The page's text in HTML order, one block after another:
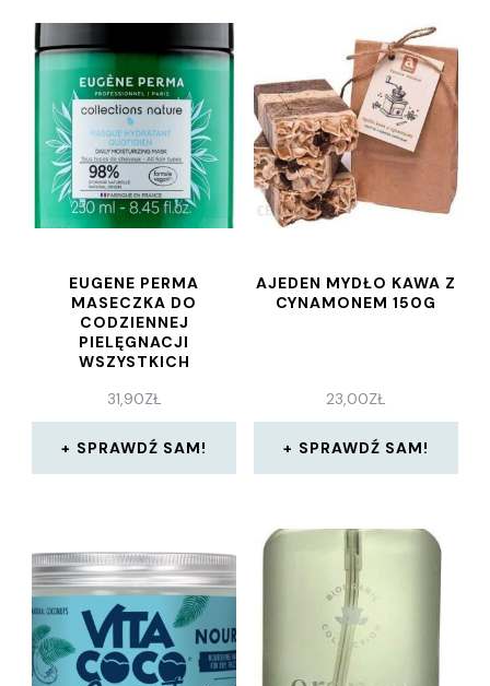
EUGENE PERMA
MASECZKA DO
CODZIENNEJ
PIELĘGNACJI
WSZYSTKICH
COLLECTIONS NATURE
DAILY MOISTURISING
MASK 75ML
31,90ZŁ
SPRAWDŹ SAM!
AJEDEN MYDŁO KAWA Z
CYNAMONEM 150G
23,00ZŁ
SPRAWDŹ SAM!